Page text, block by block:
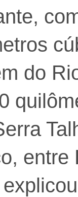
do
entre